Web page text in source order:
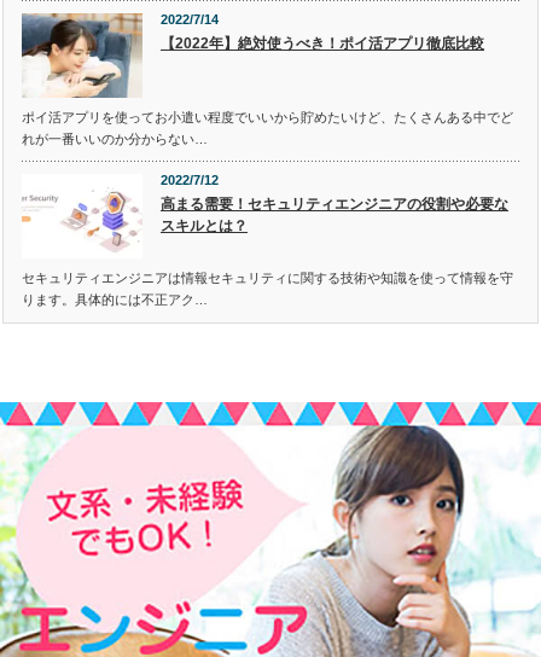
2022/7/14
【2022年】絶対使うべき！ポイ活アプリ徹底比較
ポイ活アプリを使ってお小遣い程度でいいから貯めたいけど、たくさんある中でど
れが一番いいのか分からない…
2022/7/12
高まる需要！セキュリティエンジニアの役割や必要な
スキルとは？
セキュリティエンジニアは情報セキュリティに関する技術や知識を使って情報を守
ります。具体的には不正アク…